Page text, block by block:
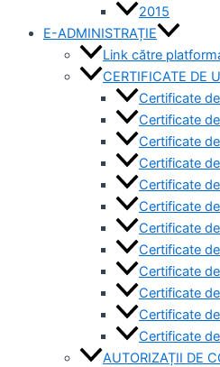
2015
E-ADMINISTRAȚIE
Link către
CERTIFICATE DE
Certificate
Certificate
Certificate
Certificate
Certificate
Certificate
Certificate
Certificate
Certificate
Certificate
Certificate
Certificate
AUTORIZAȚII DE